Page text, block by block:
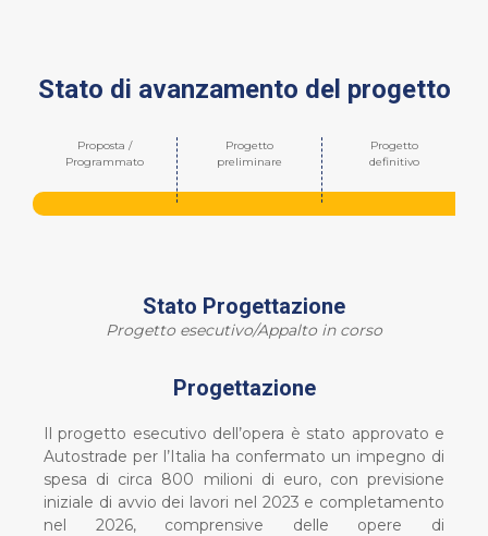
Stato di avanzamento del progetto
Proposta /
Programmato
Progetto
preliminare
Progetto
definitivo
Stato Progettazione
Progetto esecutivo/Appalto in corso
Progettazione
Il progetto esecutivo dell’opera è stato approvato e
Autostrade per l’Italia ha confermato un impegno di
spesa di circa 800 milioni di euro, con previsione
iniziale di avvio dei lavori nel 2023 e completamento
nel 2026, comprensive delle opere di